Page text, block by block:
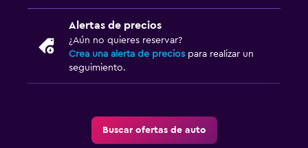
Alertas de precios
¿Aún no quieres reservar?
Crea una alerta de precios para realizar un
seguimiento.
Buscar ofertas de auto